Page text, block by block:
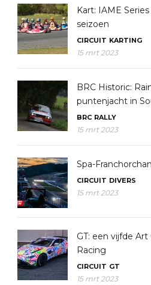
Kart: IAME
seizoen
CIRCUIT KARTING
15 mrt 2023
BRC Historic:
puntenjacht in
BRC RALLY
15 mrt 2023
Spa-
CIRCUIT DIVERS
15 mrt 2023
GT: een vijfde
Racing
CIRCUIT GT
15 mrt 2023